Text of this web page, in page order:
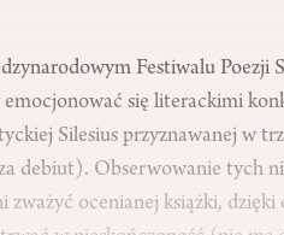
Festiwalu Poezji
się literackimi
Silesius przyznawanej w
debiut). Obserwowanie tych
zważyć ocenianej książki,